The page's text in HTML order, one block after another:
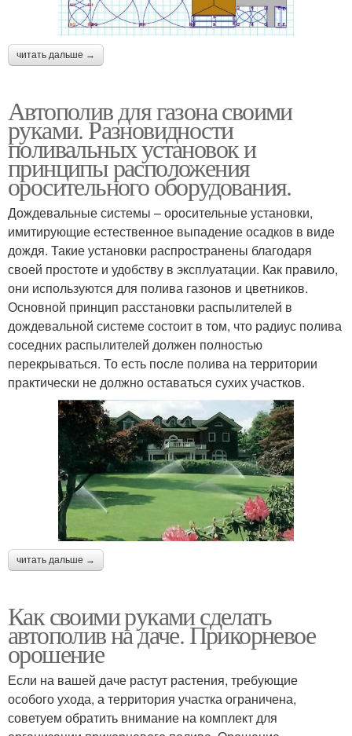
читать дальше →
Автополив для газона своими
руками. Разновидности
поливальных установок и
принципы расположения
оросительного оборудования.
Дождевальные системы – оросительные установки,
имитирующие естественное выпадение осадков в виде
дождя. Такие установки распространены благодаря
своей простоте и удобству в эксплуатации. Как правило,
они используются для полива газонов и цветников.
Основной принцип расстановки распылителей в
дождевальной системе состоит в том, что радиус полива
соседних распылителей должен полностью
перекрываться. То есть после полива на территории
практически не должно оставаться сухих участков.
читать дальше →
Как своими руками сделать
автополив на даче. Прикорневое
орошение
Если на вашей даче растут растения, требующие
особого ухода, а территория участка ограничена,
советуем обратить внимание на комплект для